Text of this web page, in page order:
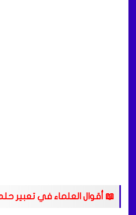
📖 أقوال العلماء في تعبير